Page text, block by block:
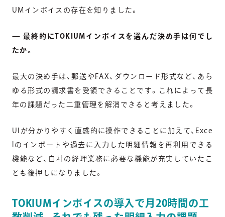
UMインボイスの存在を知りました。
— 最終的にTOKIUMインボイスを選んだ決め手は何でし
たか。
最大の決め手は、郵送やFAX、ダウンロード形式など、あら
ゆる形式の請求書を受領できることです。これによって長
年の課題だった二重管理を解消できると考えました。
UIが分かりやすく直感的に操作できることに加えて、Exce
lのインポートや過去に入力した明細情報を再利用できる
機能など、自社の経理業務に必要な機能が充実していたこ
とも後押しになりました。
TOKIUMインボイスの導入で月20時間の工